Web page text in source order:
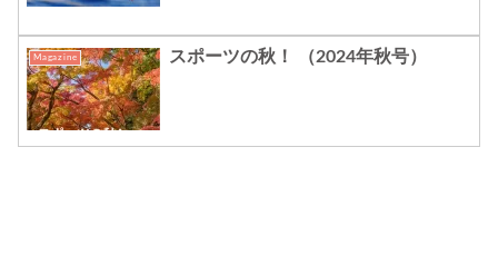
Magazine スポーツの秋！ （2024年秋号）